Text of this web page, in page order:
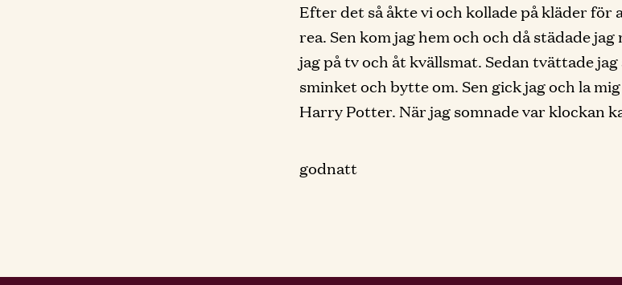
Efter det så åkte vi och kollade på kläder för
rea. Sen kom jag hem och och då städade
jag på tv och åt kvällsmat. Sedan tvättade
sminket och bytte om. Sen gick jag och la
Harry Potter. När jag somnade var klockan
godnatt